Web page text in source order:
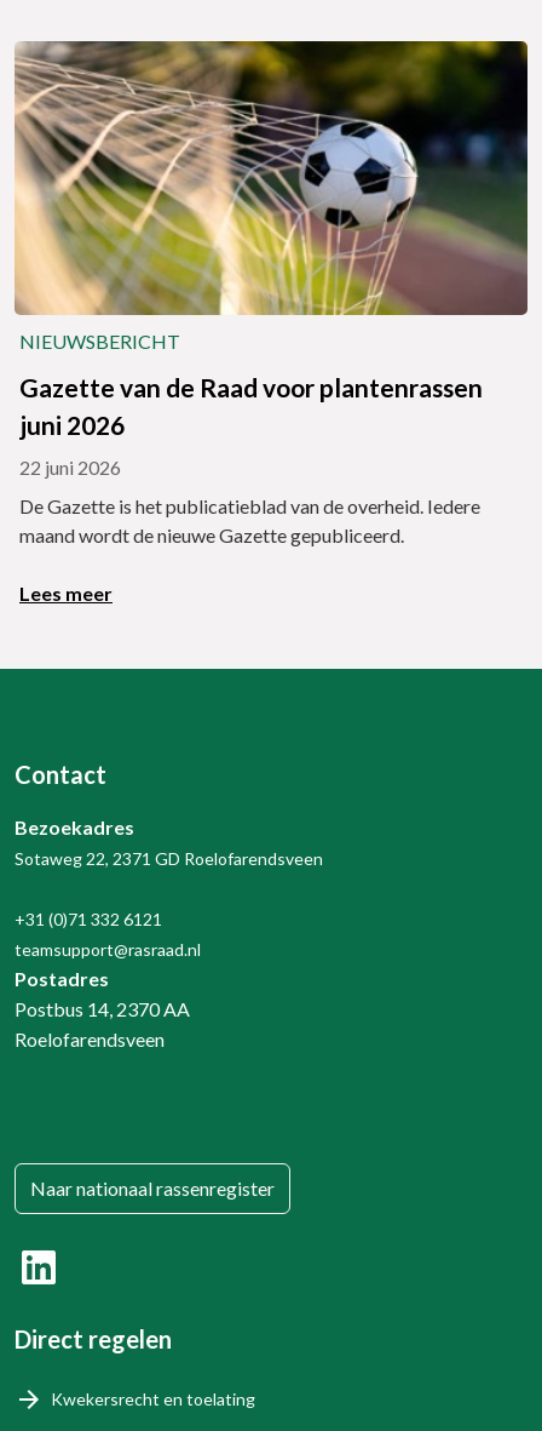
NIEUWSBERICHT
Gazette van de Raad voor plantenrassen
juni 2026
22 juni 2026
De Gazette is het publicatieblad van de overheid. Iedere
maand wordt de nieuwe Gazette gepubliceerd.
Lees meer
Contact
Bezoekadres
Sotaweg 22, 2371 GD Roelofarendsveen
+31 (0)71 332 6121
teamsupport@rasraad.nl
Postadres
Postbus 14, 2370 AA
Roelofarendsveen
Naar nationaal rassenregister
Direct regelen
Kwekersrecht en toelating